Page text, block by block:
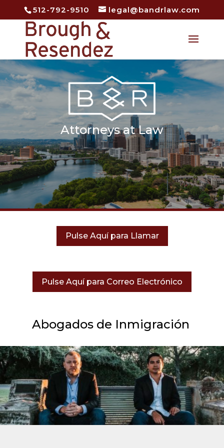
512-792-9510 legal@bandrlaw.com
Attorneys at Law
Pulse Aquí para Llamar
Pulse Aquí para Correo Electrónico
Abogados de Inmigración